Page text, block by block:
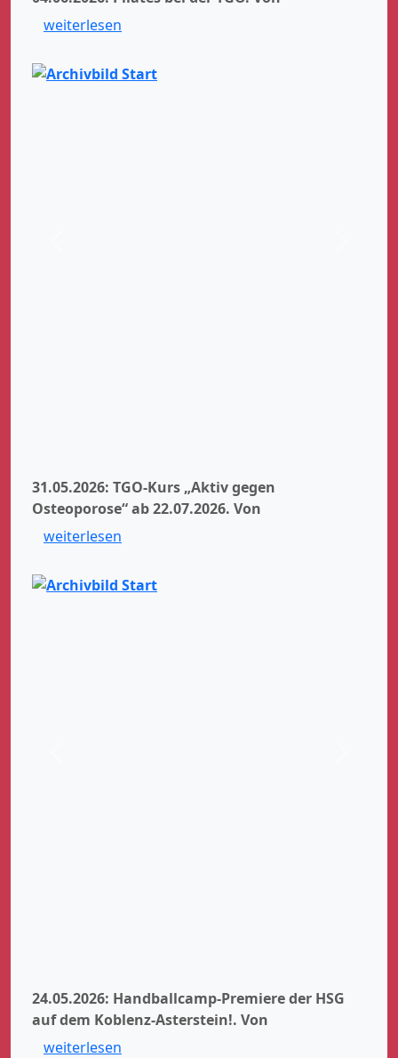
weiterlesen
31.05.2026: TGO-Kurs „Aktiv gegen
Osteoporose“ ab 22.07.2026. Von
weiterlesen
24.05.2026: Handballcamp-Premiere der HSG
auf dem Koblenz-Asterstein!. Von
weiterlesen